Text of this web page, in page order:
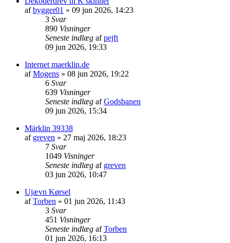
afbygger01 » 09 jun 2026, 14:23
3 Svar
890 Visninger
Seneste indlæg afpejft
09 jun 2026, 19:33
Internet maerklin.de
afMogens » 08 jun 2026, 19:22
6 Svar
639 Visninger
Seneste indlæg afGodsbanen
09 jun 2026, 15:34
Märklin 39338
af greven » 27 maj 2026, 18:23
7 Svar
1049 Visninger
Seneste indlæg af greven
03 jun 2026, 10:47
Ujævn Kørsel
afTorben » 01 jun 2026, 11:43
3 Svar
451 Visninger
Seneste indlæg afTorben
01 jun 2026, 16:13